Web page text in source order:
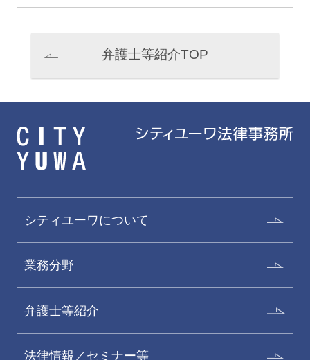
弁護士等紹介TOP
シティユーワについて
業務分野
弁護士等紹介
法律情報／セミナー等